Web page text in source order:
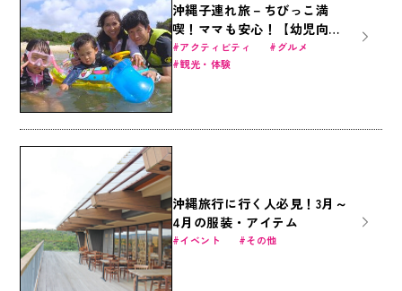
沖縄子連れ旅－ちびっこ満
喫！ママも安心！【幼児向け
2才～】
アクティビティ
グルメ
観光・体験
沖縄旅行に行く人必見！3月～
4月の服装・アイテム
イベント その他